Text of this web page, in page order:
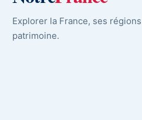
Explorer la France, ses
patrimoine.